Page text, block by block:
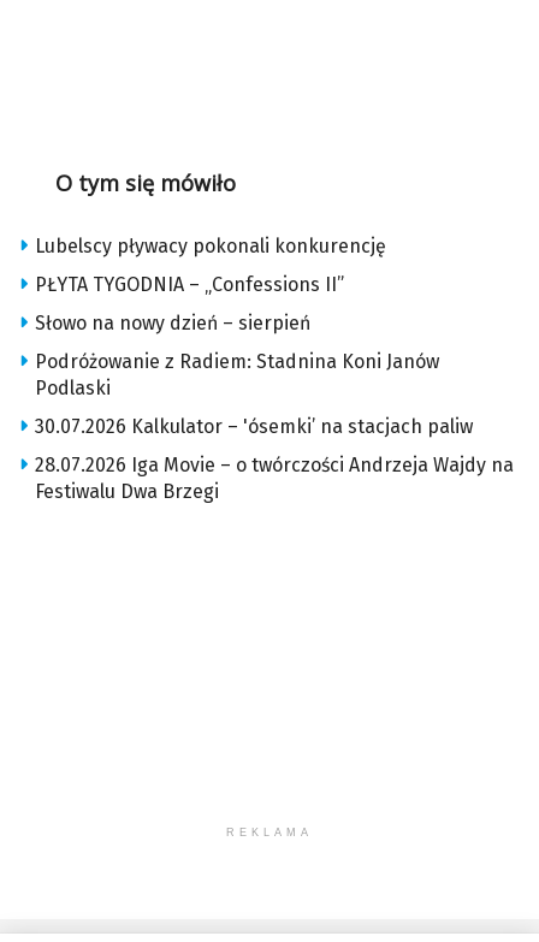
O tym się mówiło
Lubelscy pływacy pokonali konkurencję
PŁYTA TYGODNIA – „Confessions II”
Słowo na nowy dzień – sierpień
Podróżowanie z Radiem: Stadnina Koni Janów
Podlaski
30.07.2026 Kalkulator – 'ósemki’ na stacjach paliw
28.07.2026 Iga Movie – o twórczości Andrzeja Wajdy na
Festiwalu Dwa Brzegi
REKLAMA